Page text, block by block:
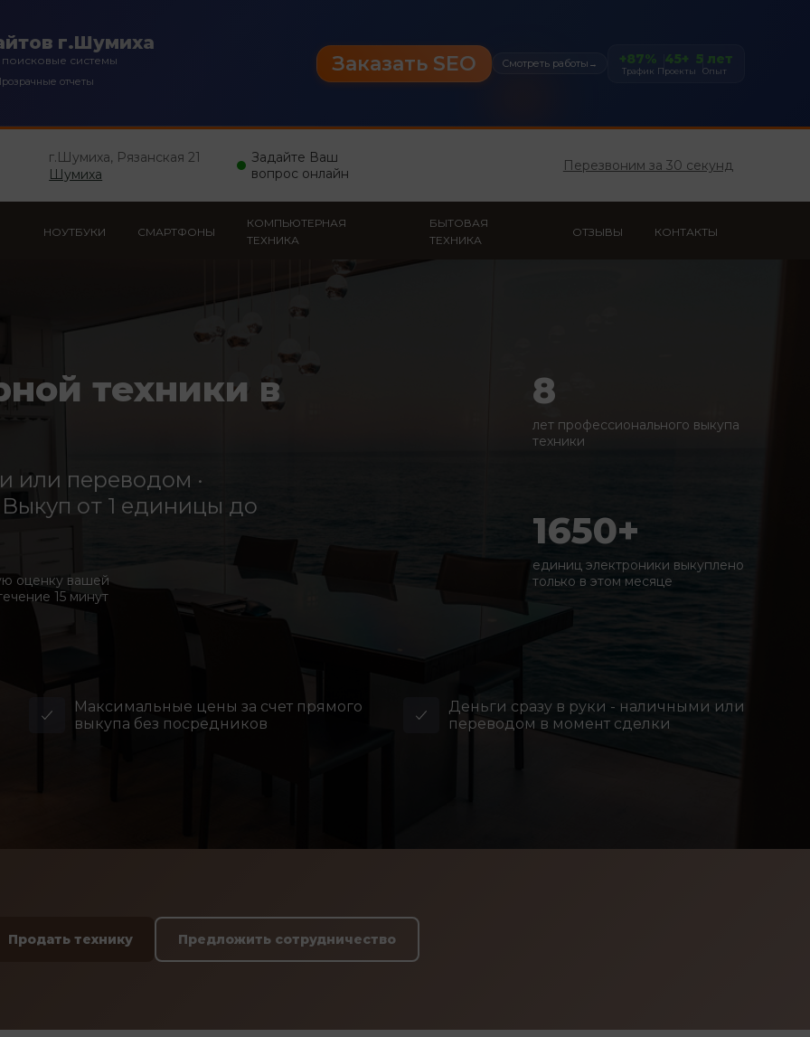
г.Шумиха
системы
отчеты
Заказать SEO Смотреть работы → +87%
Трафик
45+
Проекты
5 лет
Опыт
г.Шумиха, Рязанская 21
Шумиха
Задайте Ваш
вопрос онлайн
Перезвоним за 30 секунд
НОУТБУКИ СМАРТФОНЫ
КОМПЬЮТЕРНАЯ
ТЕХНИКА
БЫТОВАЯ
ТЕХНИКА
ОТЗЫВЫ КОНТАКТЫ
техники в
или переводом ·
от 1 единицы до
оценку вашей
15 минут
8
лет профессионального выкупа
техники
1650+
единиц электроники выкуплено
только в этом месяце
Максимальные цены за счет прямого
выкупа без посредников
Деньги сразу в руки - наличными или
переводом в момент сделки
Продать технику Предложить сотрудничество